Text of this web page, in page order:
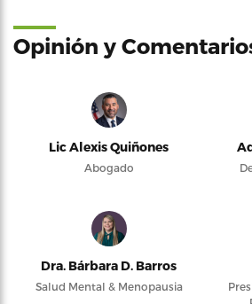
Opinión y
Lic Alexis Quiñones
Abogado
Dra. Bárbara D. Barros
Salud Mental & Menopausia